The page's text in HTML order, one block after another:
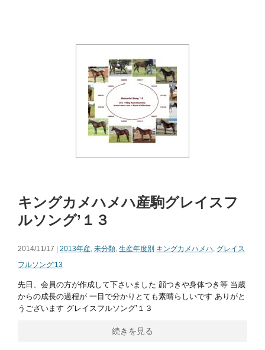
キングカメハメハ産駒グレイスフ
ルソング’１３
2014/11/17 | 2013年産, 未分類, 生産年度別 キングカメハメハ, グレイス
フルソング'13
先日、会員の方が作成して下さいました 顔つきや身体つき等 当歳
からの成長の過程が 一目で分かりとても素晴らしいです ありがと
うございます グレイスフルソング’１３
続きを見る